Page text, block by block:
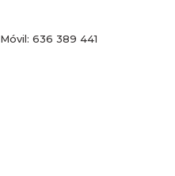
Móvil: 636 389 441